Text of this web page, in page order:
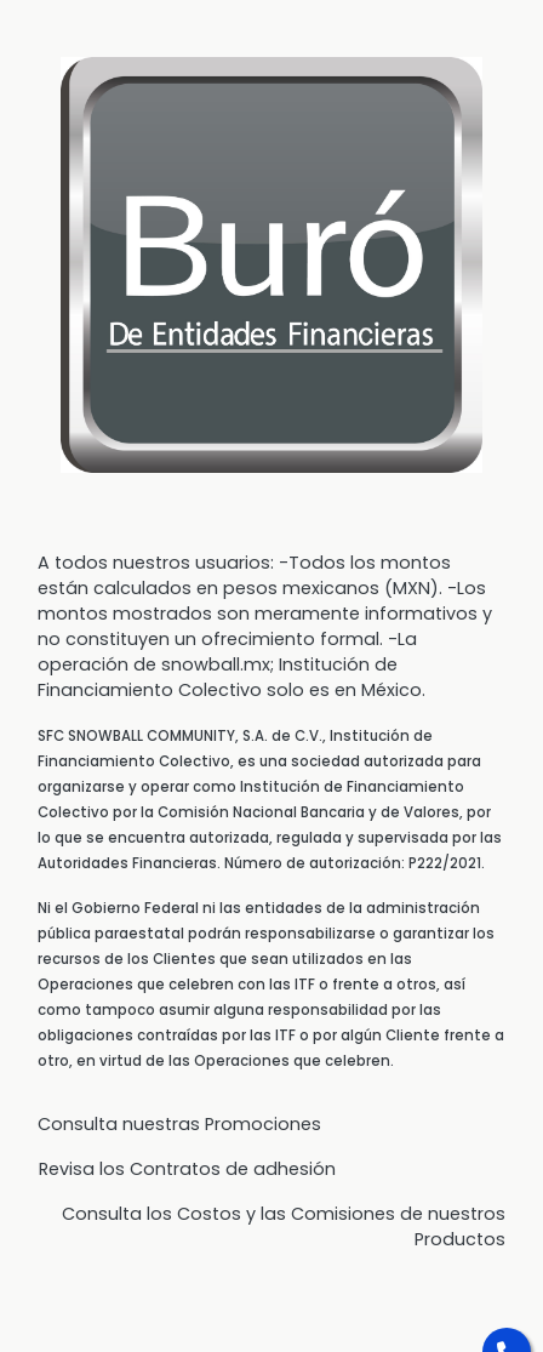
A todos nuestros usuarios: -Todos los montos
están calculados en pesos mexicanos (MXN). -Los
montos mostrados son meramente informativos y
no constituyen un ofrecimiento formal. -La
operación de snowball.mx; Institución de
Financiamiento Colectivo solo es en México.
SFC SNOWBALL COMMUNITY, S.A. de C.V., Institución de
Financiamiento Colectivo, es una sociedad autorizada para
organizarse y operar como Institución de Financiamiento
Colectivo por la Comisión Nacional Bancaria y de Valores, por
lo que se encuentra autorizada, regulada y supervisada por las
Autoridades Financieras. Número de autorización: P222/2021.
Ni el Gobierno Federal ni las entidades de la administración
pública paraestatal podrán responsabilizarse o garantizar los
recursos de los Clientes que sean utilizados en las
Operaciones que celebren con las ITF o frente a otros, así
como tampoco asumir alguna responsabilidad por las
obligaciones contraídas por las ITF o por algún Cliente frente a
otro, en virtud de las Operaciones que celebren.
Consulta nuestras Promociones
Revisa los Contratos de adhesión
Consulta los Costos y las Comisiones de nuestros
Productos